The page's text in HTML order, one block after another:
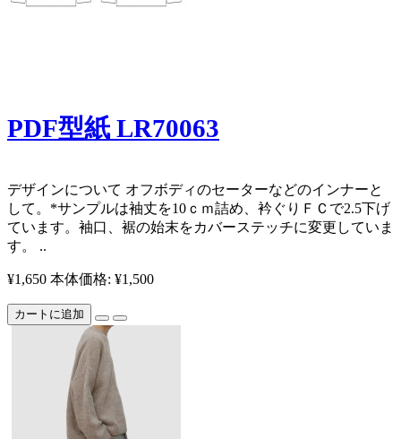
PDF型紙 LR70063
デザインについて オフボディのセーターなどのインナーと
して。*サンプルは袖丈を10ｃｍ詰め、衿ぐりＦＣで2.5下げ
ています。袖口、裾の始末をカバーステッチに変更していま
す。 ..
¥1,650 本体価格: ¥1,500
カートに追加